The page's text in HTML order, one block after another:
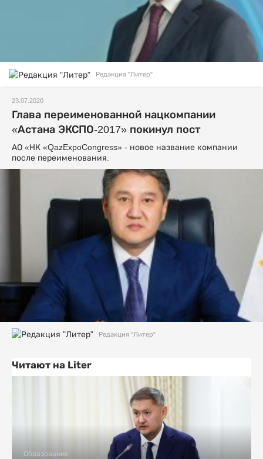
Редакция "Литер"
23.07.2020
Глава переименованной нацкомпании
«Астана ЭКСПО-2017» покинул пост
АО «НК «QazExpoCongress» - новое название компании
после переименования.
Редакция "Литер"
Читают на Liter
Образование